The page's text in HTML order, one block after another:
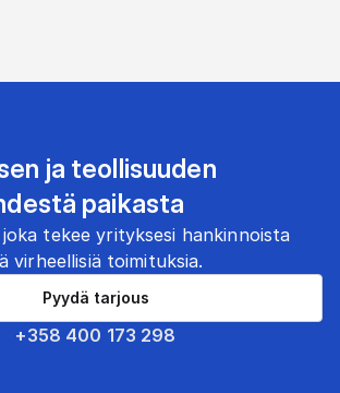
ja teollisuuden
paikasta
tekee yrityksesi hankinnoista
virheellisiä toimituksia.
+358 400 173 298
Pyydä tarjous